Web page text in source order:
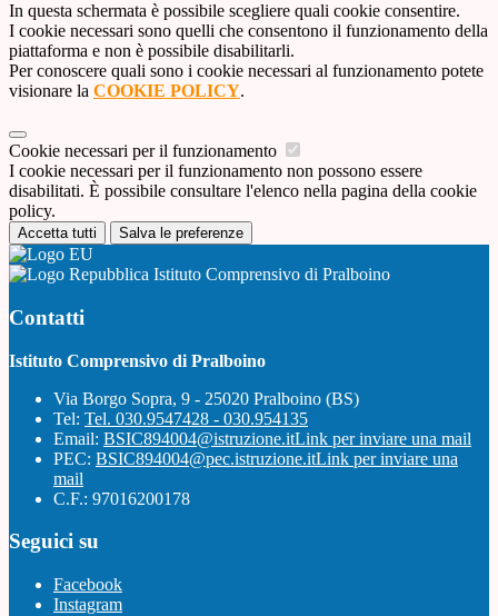
In questa schermata è possibile scegliere quali cookie consentire.
I cookie necessari sono quelli che consentono il funzionamento della
piattaforma e non è possibile disabilitarli.
Per conoscere quali sono i cookie necessari al funzionamento potete
visionare la COOKIE POLICY.
Cookie necessari per il funzionamento
I cookie necessari per il funzionamento non possono essere
disabilitati. È possibile consultare l'elenco nella pagina della cookie
policy.
Accetta tutti Salva le preferenze
Istituto Comprensivo di Pralboino
Contatti
Istituto Comprensivo di Pralboino
Via Borgo Sopra, 9 - 25020 Pralboino (BS)
Tel: Tel. 030.9547428 - 030.954135
Email: BSIC894004@istruzione.itLink per inviare una mail
PEC: BSIC894004@pec.istruzione.itLink per inviare una
mail
C.F.: 97016200178
Seguici su
Facebook
Instagram